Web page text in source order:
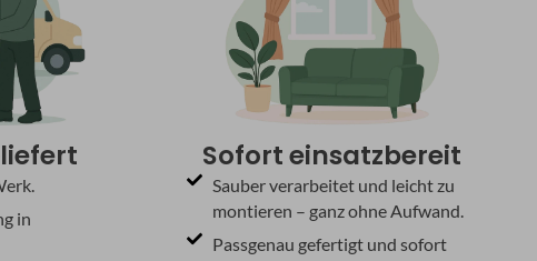
in
Sofort einsatzbereit
Sauber verarbeitet und leicht zu
montieren – ganz ohne Aufwand.
Passgenau gefertigt und sofort